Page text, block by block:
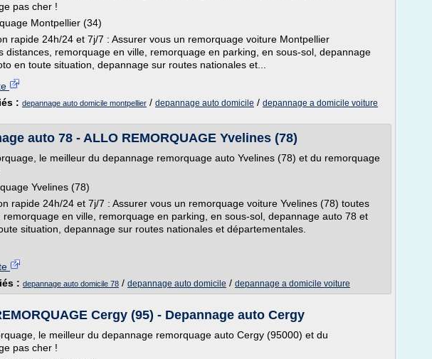
pas cher !
Montpellier (34)
rapide 24h/24 et 7j/7 : Assurer vous un remorquage voiture Montpellier
distances, remorquage en ville, remorquage en parking, en sous-sol, depannage
en toute situation, depannage sur routes nationales et...
: depannage auto domicile montpellier / depannage auto domicile / depannage a domicile voiture
auto 78 - ALLO REMORQUAGE Yvelines (78)
le meilleur du depannage remorquage auto Yvelines (78) et du remorquage
Yvelines (78)
rapide 24h/24 et 7j/7 : Assurer vous un remorquage voiture Yvelines (78) toutes
remorquage en ville, remorquage en parking, en sous-sol, depannage auto 78 et
situation, depannage sur routes nationales et départementales.
: depannage auto domicile 78 / depannage auto domicile / depannage a domicile voiture
Cergy (95) - Depannage auto Cergy
le meilleur du depannage remorquage auto Cergy (95000) et du
pas cher !